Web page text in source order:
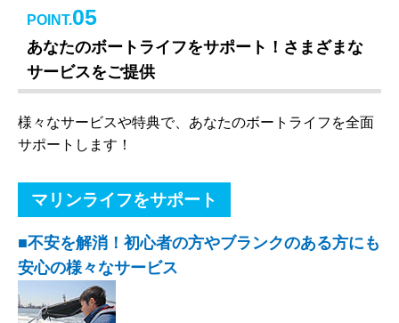
POINT.05
あなたのボートライフをサポート！さまざまな
サービスをご提供
様々なサービスや特典で、あなたのボートライフを全面
サポートします！
マリンライフをサポート
■不安を解消！初心者の方やブランクのある方にも
安心の様々なサービス